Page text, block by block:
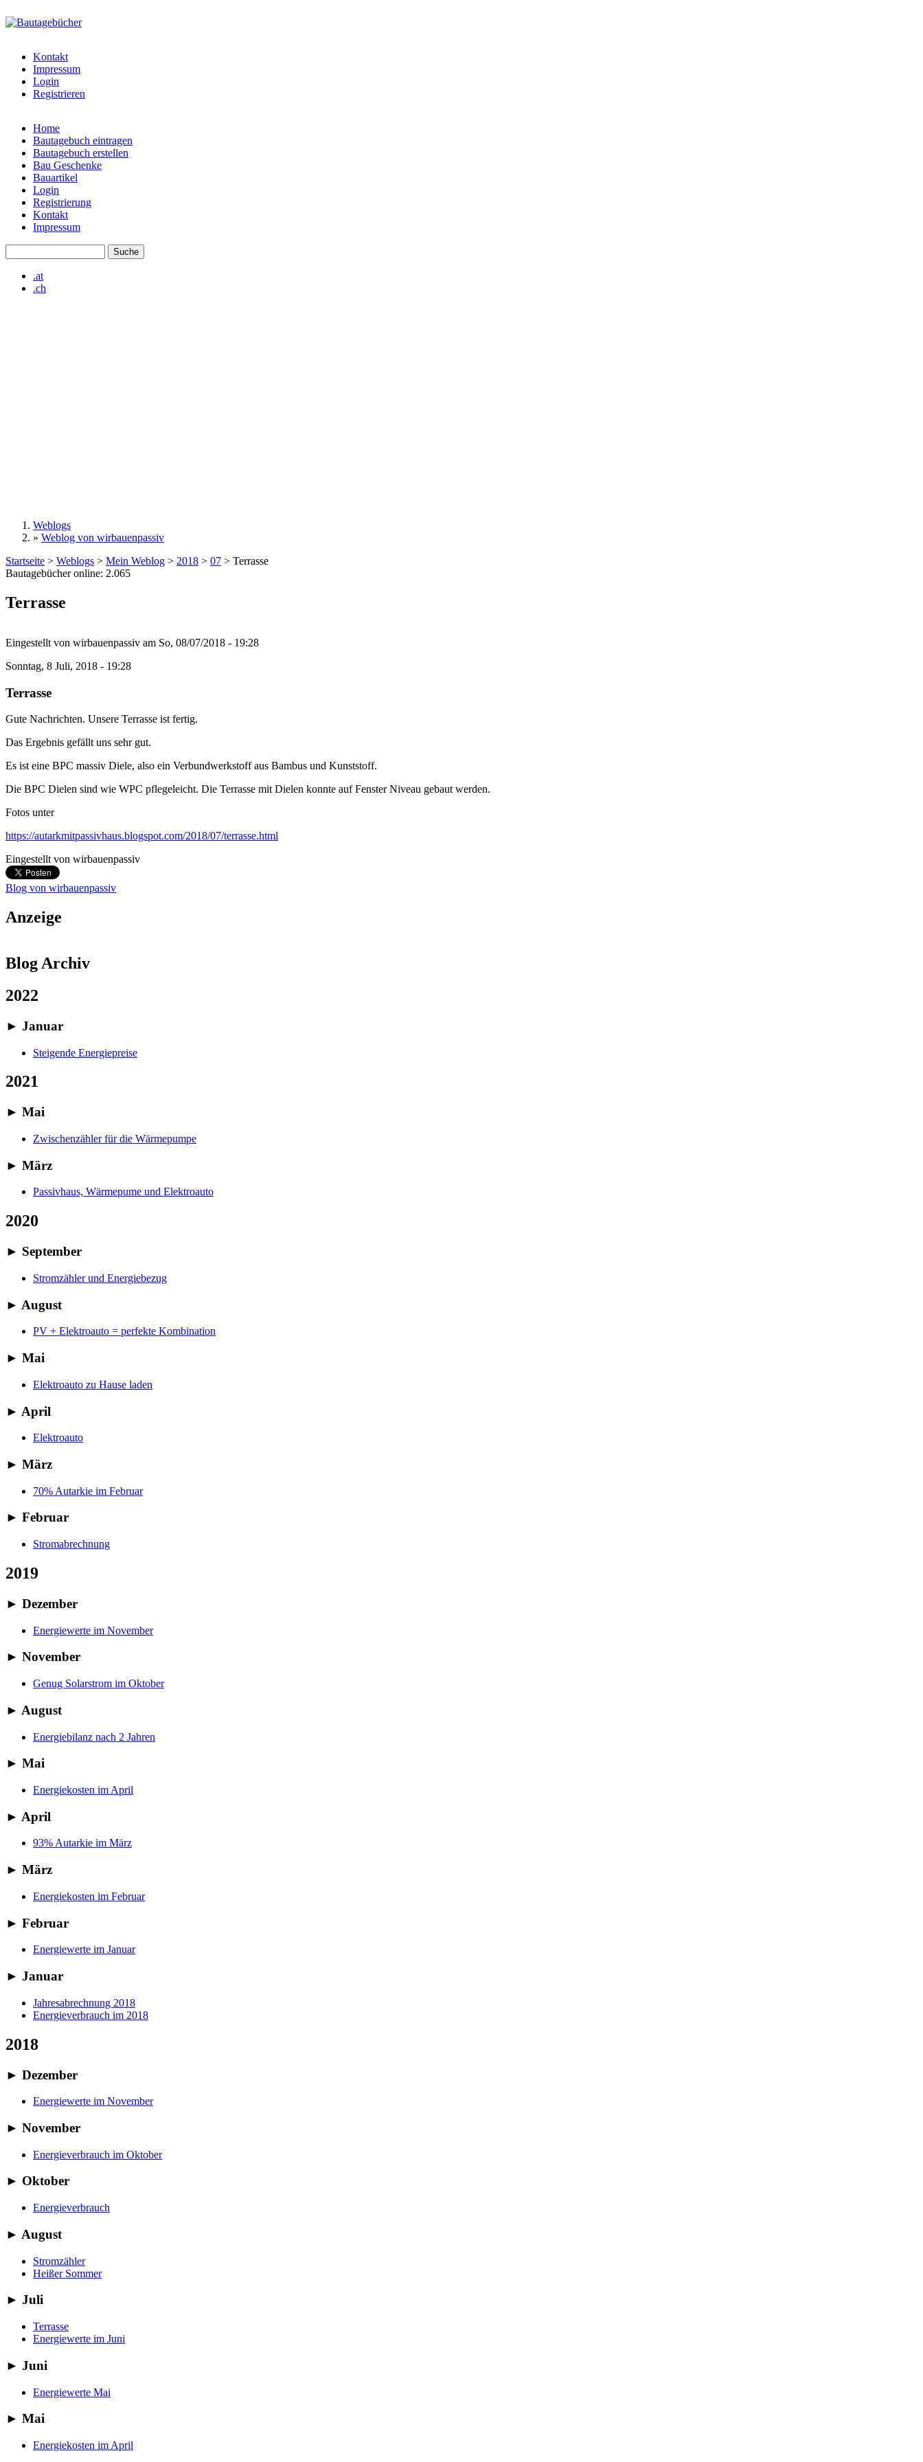
bautagebuch-
liste.de
Kontakt
Impressum
Login
Registrieren
Hauptmenü
Home
Bautagebuch eintragen
Bautagebuch erstellen
Bau Geschenke
Bauartikel
Login
Registrierung
Kontakt
Impressum
.at
.ch
Sie sind hier
Weblogs
» Weblog von wirbauenpassiv
Startseite > Weblogs > Mein Weblog > 2018 > 07 > Terrasse
Bautagebücher online: 2.065
Terrasse
Eingestellt von wirbauenpassiv am So, 08/07/2018 - 19:28
Sonntag, 8 Juli, 2018 - 19:28
Terrasse
Gute Nachrichten. Unsere Terrasse ist fertig.
Das Ergebnis gefällt uns sehr gut.
Es ist eine BPC massiv Diele, also ein Verbundwerkstoff aus Bambus und Kunststoff.
Die BPC Dielen sind wie WPC pflegeleicht. Die Terrasse mit Dielen konnte auf Fenster Niveau gebaut werden.
Fotos unter
https://autarkmitpassivhaus.blogspot.com/2018/07/terrasse.html
Eingestellt von wirbauenpassiv
Blog von wirbauenpassiv
Anzeige
Blog Archiv
2022
► Januar
Steigende Energiepreise
2021
► Mai
Zwischenzähler für die Wärmepumpe
► März
Passivhaus, Wärmepume und Elektroauto
2020
► September
Stromzähler und Energiebezug
► August
PV + Elektroauto = perfekte Kombination
► Mai
Elektroauto zu Hause laden
► April
Elektroauto
► März
70% Autarkie im Februar
► Februar
Stromabrechnung
2019
► Dezember
Energiewerte im November
► November
Genug Solarstrom im Oktober
► August
Energiebilanz nach 2 Jahren
► Mai
Energiekosten im April
► April
93% Autarkie im März
► März
Energiekosten im Februar
► Februar
Energiewerte im Januar
► Januar
Jahresabrechnung 2018
Energieverbrauch im 2018
2018
► Dezember
Energiewerte im November
► November
Energieverbrauch im Oktober
► Oktober
Energieverbrauch
► August
Stromzähler
Heißer Sommer
► Juli
Terrasse
Energiewerte im Juni
► Juni
Energiewerte Mai
► Mai
Energiekosten im April